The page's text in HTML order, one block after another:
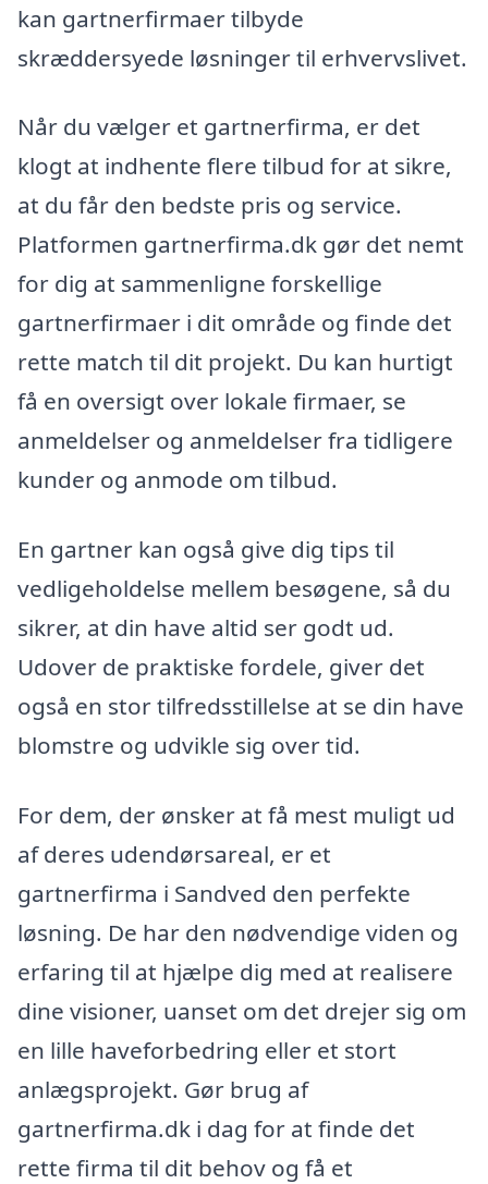
kan gartnerfirmaer tilbyde
skræddersyede løsninger til erhvervslivet.
Når du vælger et gartnerfirma, er det
klogt at indhente flere tilbud for at sikre,
at du får den bedste pris og service.
Platformen gartnerfirma.dk gør det nemt
for dig at sammenligne forskellige
gartnerfirmaer i dit område og finde det
rette match til dit projekt. Du kan hurtigt
få en oversigt over lokale firmaer, se
anmeldelser og anmeldelser fra tidligere
kunder og anmode om tilbud.
En gartner kan også give dig tips til
vedligeholdelse mellem besøgene, så du
sikrer, at din have altid ser godt ud.
Udover de praktiske fordele, giver det
også en stor tilfredsstillelse at se din have
blomstre og udvikle sig over tid.
For dem, der ønsker at få mest muligt ud
af deres udendørsareal, er et
gartnerfirma i Sandved den perfekte
løsning. De har den nødvendige viden og
erfaring til at hjælpe dig med at realisere
dine visioner, uanset om det drejer sig om
en lille haveforbedring eller et stort
anlægsprojekt. Gør brug af
gartnerfirma.dk i dag for at finde det
rette firma til dit behov og få et